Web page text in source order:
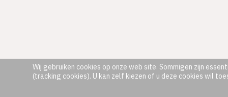
Wij gebruiken cookies op onze web site. Sommigen zijn
(tracking cookies). U kan zelf kiezen of u deze cookies wil